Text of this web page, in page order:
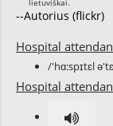
--Autorius (flickr)
Hospital
/'hɑ:spɪtɛl
Hospital